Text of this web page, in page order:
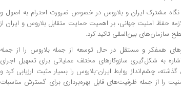
نگاه مشترک ایران و بلاروس در خصوص ضرورت احترام به اصول و
حفظ امنیت جهانی، بر اهمیت حمایت متقابل بلاروس و ایران از
سازمان‌های بین‌المللی تاکید کرد.
همفکر و مستقل در حال توسعه از جمله بلاروس را از جمله
به شکل‌گیری سازوکارهای مختلف عملیاتی برای تسهیل اجرای
چشم‌انداز روابط ایران-بلاروس را بسیار مثبت ارزیابی کرد و
را از جمله ظرفیت‌های قابل بهره‌برداری برای گسترش مناسبات